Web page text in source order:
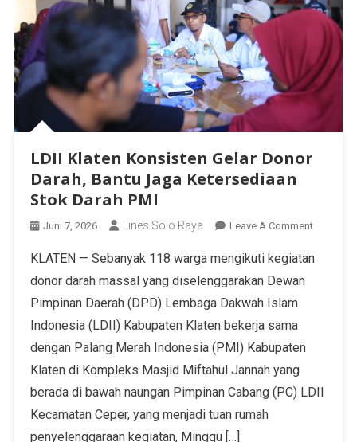
LDII Klaten Konsisten Gelar Donor
Darah, Bantu Jaga Ketersediaan
Stok Darah PMI
Juni 7, 2026 Lines Solo Raya Leave A Comment
KLATEN — Sebanyak 118 warga mengikuti kegiatan
donor darah massal yang diselenggarakan Dewan
Pimpinan Daerah (DPD) Lembaga Dakwah Islam
Indonesia (LDII) Kabupaten Klaten bekerja sama
dengan Palang Merah Indonesia (PMI) Kabupaten
Klaten di Kompleks Masjid Miftahul Jannah yang
berada di bawah naungan Pimpinan Cabang (PC) LDII
Kecamatan Ceper, yang menjadi tuan rumah
penyelenggaraan kegiatan, Minggu […]